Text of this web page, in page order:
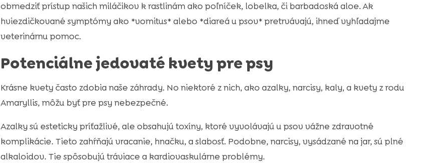
obmedziť prístup našich miláčikov k rastlinám ako poľníček, lobelka, či barbadoská aloe. Ak
hviezdičkované symptómy ako *vomitus* alebo *diareá u psov* pretrvávajú, ihneď vyhľadajme
veterinárnu pomoc.
Potenciálne jedovaté kvety pre psy
Krásne kvety často zdobia naše záhrady. No niektoré z nich, ako azalky, narcisy, kaly, a kvety z rodu
Amaryllis, môžu byť pre psy nebezpečné.
Azalky sú esteticky príťažlivé, ale obsahujú toxíny, ktoré vyvolávajú u psov vážne zdravotné
komplikácie. Tieto zahŕňajú vracanie, hnačku, a slabosť. Podobne, narcisy, vysádzané na jar, sú plné
alkaloidov. Tie spôsobujú tráviace a kardiovaskulárne problémy.